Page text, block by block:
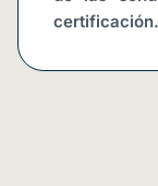
certificación.